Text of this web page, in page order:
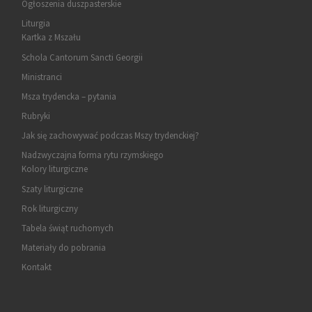
Ogłoszenia duszpasterskie
Liturgia
Kartka z Mszału
Schola Cantorum Sancti Georgii
Ministranci
Msza trydencka – pytania
Rubryki
Jak się zachowywać podczas Mszy trydenckiej?
Nadzwyczajna forma rytu rzymskiego
Kolory liturgiczne
Szaty liturgiczne
Rok liturgiczny
Tabela świąt ruchomych
Materiały do pobrania
Kontakt